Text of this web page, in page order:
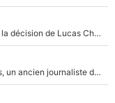
«Il a décidé de rester au PSG» : Les coulisses de la décision de Lucas Chevalier pour son transfert
Après le dérapage de Nelson Monfort sur CNews, un ancien journaliste de France Télévisions relance la polémique sur les incendies en Gironde